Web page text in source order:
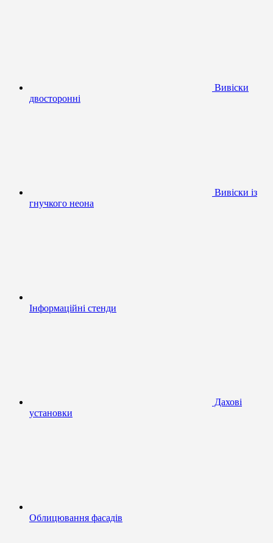
Вивіски
двосторонні
Вивіски із
гнучкого неона
Інформаційні стенди
Дахові
установки
Облицювання фасадів